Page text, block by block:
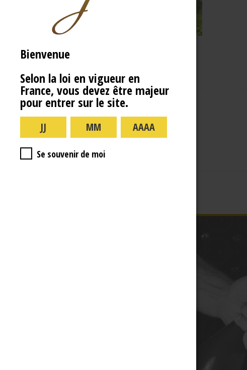
A PROPOSR.J
Bienvenue
Selon la loi en vigueur en
France, vous devez être majeur
pour entrer sur le site.
Se souvenir de moi